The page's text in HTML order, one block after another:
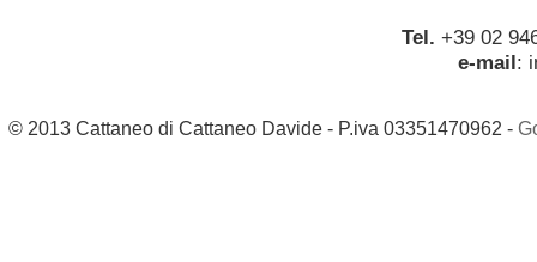
Tel. +39 02
e-mail:
© 2013 Cattaneo di Cattaneo Davide - P.iva 03351470962 -